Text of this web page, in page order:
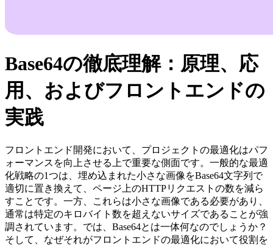
Base64の徹底理解：原理、応
用、およびフロントエンドの
実践
フロントエンド開発において、プロジェクトの最適化はパフ
ォーマンスを向上させる上で重要な側面です。一般的な最適
化戦略の1つは、埋め込まれた小さな画像をBase64文字列で
適切に置き換えて、ページ上のHTTPリクエストの数を減ら
すことです。一方、これらは小さな画像である必要があり、
通常は特定のキロバイト数を超えないサイズであることが強
調されています。では、Base64とは一体何なのでしょうか？
そして、なぜそれがフロントエンドの最適化において役割を